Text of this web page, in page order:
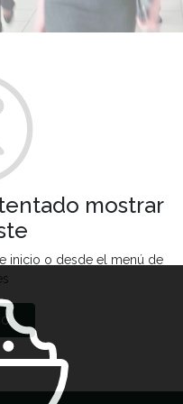
mostrar
inicio o desde el menú de